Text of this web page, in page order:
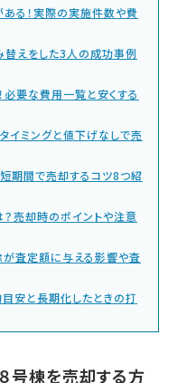
る！実際の実施件数や費
えをした3人の成功事例
要な費用一覧と安くする
イミングと値下げなしで売
期間で売却するコツ8つ紹
売却時のポイントや注意
査定額に与える影響や査
安と長期化したときの打
号棟を売却する方